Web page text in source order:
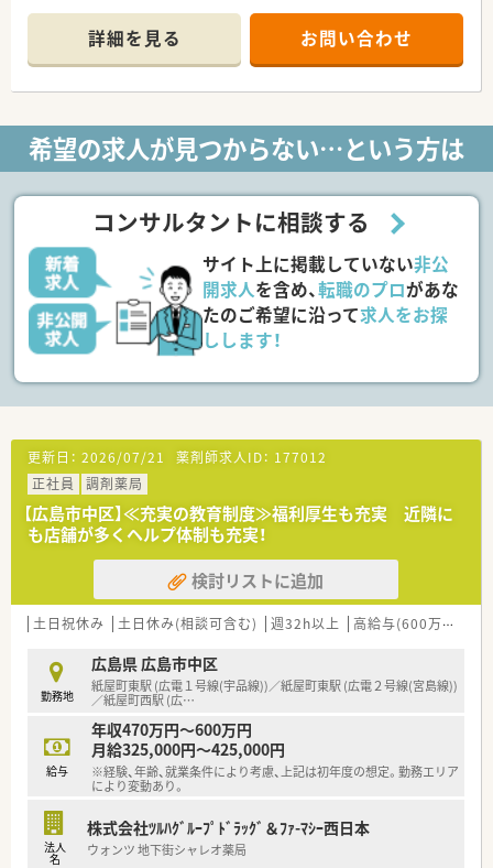
織で、現場の声から新規事業が生まれることも珍しくありませ
ん。
■豪華な本社を構えず利益を社員へ還元する方針を徹底してお
り、会社の成長に貢献した際にはインセンティブも支給されま
【募集背景と求める人物像について】
■今回は既存店舗における薬剤師の欠員補充を目的とした、正社
かして長く働きたい方を幅広く歓迎いたします。
■地域のかかりつけ薬局への進化など、業界の変化に合わせた新
しい取り組みに挑戦できる意欲的な方を求めています。
詳細を見る お問い合わせ
希望の求人が見つからない…という方は
コンサルタントに相談する
サイト上に掲載していない非公
開求人を含め、転職のプロがあな
たのご希望に沿って求人をお探
しします！
更新日： 2026/07/21 薬剤師求人ID： 177012
正社員
調剤薬局
【広島市中区】≪充実の教育制度≫福利厚生も充実 近隣に
も店舗が多くヘルプ体制も充実！
検討リストに追加
土日祝休み 土日休み(相談可含む) 週32h以上 高給与(600万円以上)
勤務地
広島県 広島市中区
紙屋町東駅 (広電１号線(宇品線))／紙屋町東駅 (広電２号線(宮島線))
／紙屋町西駅 (広…
給与
年収470万円～600万円
月給325,000円～425,000円
※経験、年齢、就業条件により考慮、上記は初年度の想定。勤務エリア
により変動あり。
法人
名
株式会社ﾂﾙﾊｸﾞﾙｰﾌﾟﾄﾞﾗｯｸﾞ＆ﾌｧ-ﾏｼｰ西日本
ウォンツ 地下街シャレオ薬局